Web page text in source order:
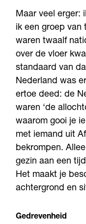
Maar veel erger:
ik een groep van
waren twaalf
over de vloer
standaard van
Nederland was
ertoe deed: de
waren ‘de
waarom gooi je
met iemand uit
bekrompen.
gezin aan een
Het maakt je
achtergrond en
Gedrevenheid